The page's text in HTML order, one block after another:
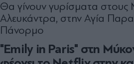
"Emily in Paris" στη
Θα γίνουν γυρίσµατα στους
Αλευκάντρα, στην Αγία
Πάνορµο